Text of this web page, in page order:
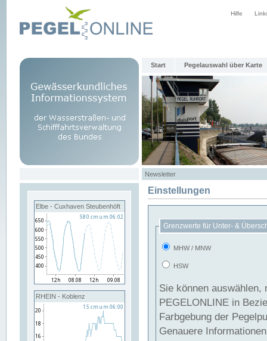
Hilfe
Start Pegelauswahl über Karte
Newsletter
Elbe - Cuxhaven Steubenhöft
RHEIN - Koblenz
Einstellungen
Grenzwerte für Unter- &
MHW / MNW
HSW
Sie können
PEGELONLINE in Beziehung
Farbgebung der
Genauere